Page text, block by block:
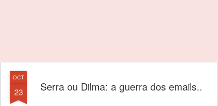
OCT
23 Serra ou Dilma: a guerra dos emails..